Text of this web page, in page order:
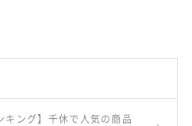
ング】千休で人気の商品